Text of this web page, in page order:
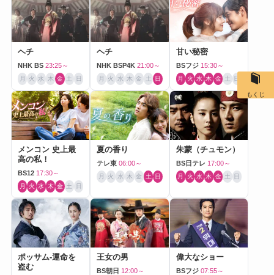
ヘチ
NHK BS 23:25～
月 火 水 木 金 土 日
ヘチ
NHK BSP4K 21:00～
月 火 水 木 金 土 日
甘い秘密
BSフジ 15:30～
月 火 水 木 金 土 日
メンコン 史上最
高の私！
BS12 17:30～
月 火 水 木 金 土 日
夏の香り
テレ東 06:00～
月 火 水 木 金 土 日
朱蒙（チュモン）
BS日テレ 17:00～
月 火 水 木 金 土 日
ポッサム-運命を
盗む
王女の男
BS朝日 12:00～
偉大なショー
BSフジ 07:55～
もくじ